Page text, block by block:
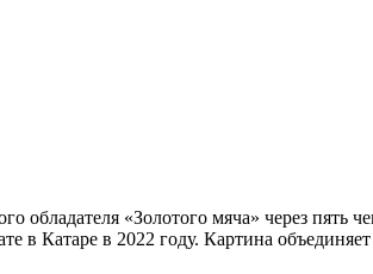
обладателя «Золотого мяча» через
в Катаре в 2022 году. Картина